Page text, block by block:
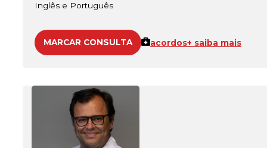
Inglês e Português
MARCAR CONSULTA acordos+ saiba mais